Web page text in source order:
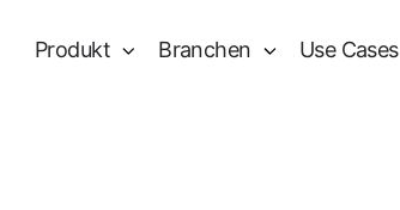
Produkt Branchen Use Cases